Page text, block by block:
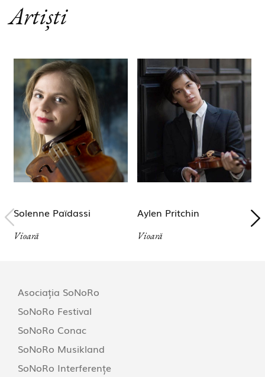
Artiști
Solenne Païdassi
Vioară
Aylen Pritchin
Vioară
Asociația SoNoRo
SoNoRo Festival
SoNoRo Conac
SoNoRo Musikland
SoNoRo Interferențe